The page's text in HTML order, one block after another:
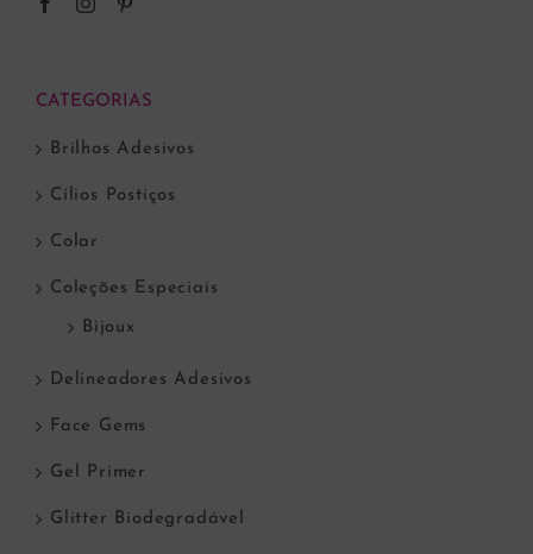
CATEGORIAS
Brilhos Adesivos
Cílios Postiços
Colar
Coleções Especiais
Bijoux
Delineadores Adesivos
Face Gems
Gel Primer
Glitter Biodegradável